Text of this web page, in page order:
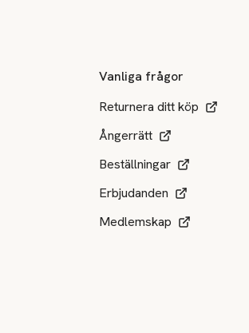
Vanliga frågor
Returnera ditt köp
Ångerrätt
Beställningar
Erbjudanden
Medlemskap